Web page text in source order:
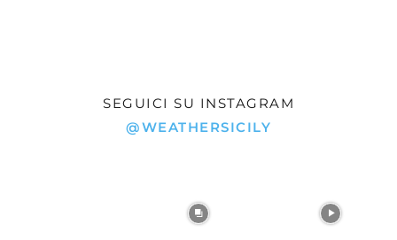
SEGUICI SU INSTAGRAM
@WEATHERSICILY